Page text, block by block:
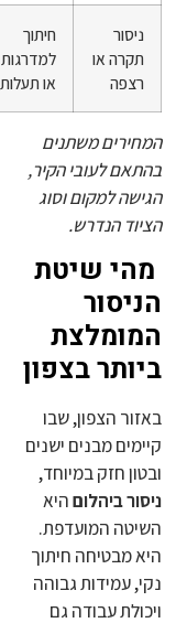
ניסור
תקרה או
רצפה
חיתוך
למדרגות
או תעלות
המחירים משתנים
בהתאם לעובי הקיר,
הגישה למקום וסוג
הציוד הנדרש.
מהי שיטת
הניסור
המומלצת
ביותר בצפון
באזור הצפון, שבו
קיימים מבנים ישנים
ובטון חזק במיוחד,
ניסור ביהלוםהיא
השיטה המועדפת.
היא מבטיחה חיתוך
נקי, עמידות גבוהה
ויכולת עבודה גם